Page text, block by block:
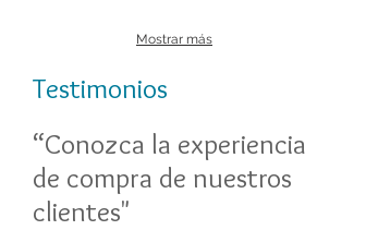
Mostrar más
Testimonios
“Conozca la experiencia
de compra de nuestros
clientes"